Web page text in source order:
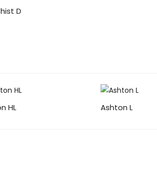
D
HL Ashton L